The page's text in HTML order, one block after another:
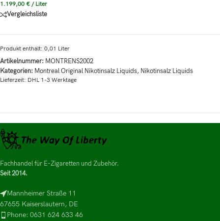
1.199,00 € / Liter
Vergleichsliste
Produkt enthält: 0,01 Liter
Artikelnummer: MONTRENS2002
Kategorien: Montreal Original Nikotinsalz Liquids, Nikotinsalz Liquids
Lieferzeit: DHL 1-3 Werktage
Fachhandel für E-Zigaretten und Zubehör.
Seit 2014.
Mannheimer Straße 11
67655 Kaiserslautern, DE
Phone: 0631 624 633 46